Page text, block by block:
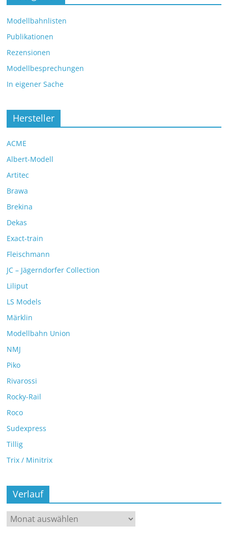
Modellbahnlisten
Publikationen
Rezensionen
Modellbesprechungen
In eigener Sache
Hersteller
ACME
Albert-Modell
Artitec
Brawa
Brekina
Dekas
Exact-train
Fleischmann
JC – Jägerndorfer Collection
Liliput
LS Models
Märklin
Modellbahn Union
NMJ
Piko
Rivarossi
Rocky-Rail
Roco
Sudexpress
Tillig
Trix / Minitrix
Verlauf